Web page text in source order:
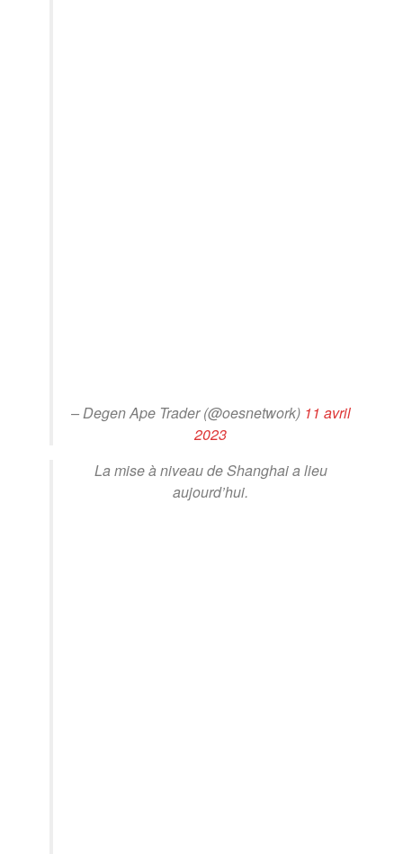
– Degen Ape Trader (@oesnetwork) 11 avril
2023
La mise à niveau de Shanghai a lieu
aujourd’hui.